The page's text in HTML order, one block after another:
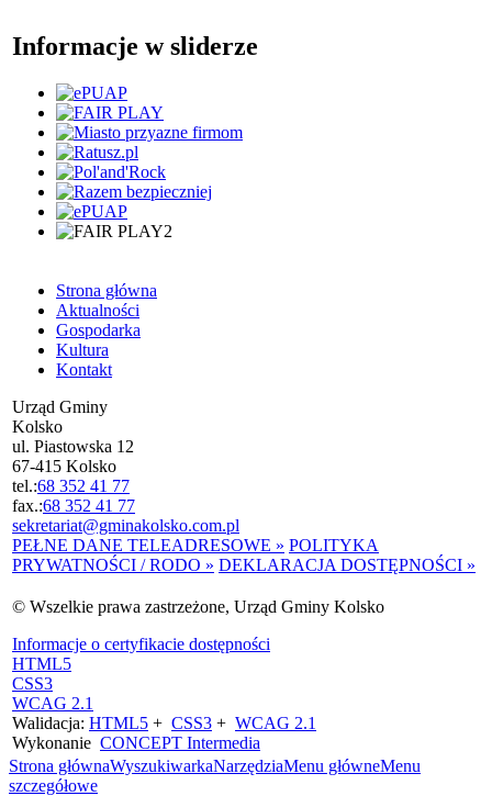
Informacje w sliderze
Strona główna
Aktualności
Gospodarka
Kultura
Kontakt
Urząd Gminy
Kolsko
ul. Piastowska 12
67-415 Kolsko
tel.:68 352 41 77
fax.:68 352 41 77
sekretariat@gminakolsko.com.pl
PEŁNE DANE TELEADRESOWE » POLITYKA
PRYWATNOŚCI / RODO » DEKLARACJA DOSTĘPNOŚCI »
© Wszelkie prawa zastrzeżone, Urząd Gminy Kolsko
Informacje o certyfikacie dostępności
HTML5
CSS3
WCAG 2.1
Walidacja: HTML5 + CSS3 + WCAG 2.1
Wykonanie CONCEPT Intermedia
Strona głównaWyszukiwarkaNarzędziaMenu główneMenu
szczegółowe